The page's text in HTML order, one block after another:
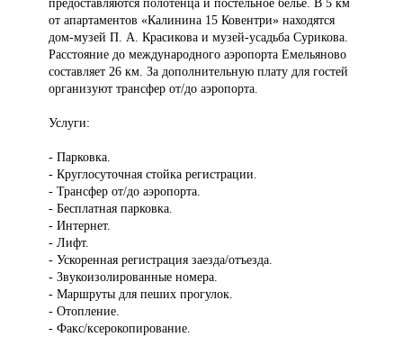
предоставляются полотенца и постельное белье. В 5 км
от апартаментов «Калинина 15 Ковентри» находятся
дом-музей П. А. Красикова и музей-усадьба Сурикова.
Расстояние до международного аэропорта Емельяново
составляет 26 км. За дополнительную плату для гостей
организуют трансфер от/до аэропорта.
Услуги:
- Парковка.
- Круглосуточная стойка регистрации.
- Трансфер от/до аэропорта.
- Бесплатная парковка.
- Интернет.
- Лифт.
- Ускоренная регистрация заезда/отъезда.
- Звукоизолированные номера.
- Маршруты для пеших прогулок.
- Отопление.
- Факс/ксерокопирование.